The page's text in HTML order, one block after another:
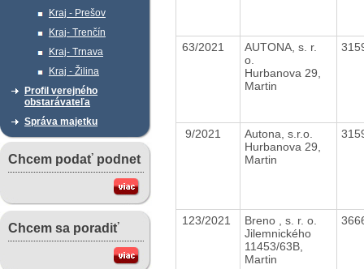
Kraj - Prešov
Kraj- Trenčín
Kraj- Trnava
Kraj - Žilina
Profil verejného
obstarávateľa
Správa majetku
Chcem podať podnet
Chcem sa poradiť
63/2021
AUTONA, s. r.
o.
Hurbanova 29,
Martin
9/2021
Autona, s.r.o.
Hurbanova 29,
Martin
123/2021
Breno , s. r. o.
Jilemnického
11453/63B,
Martin